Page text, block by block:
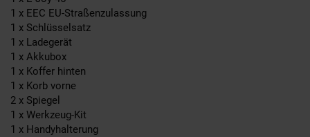
1 x EEC EU-Straßenzulassung
1 x Schlüsselsatz
1 x Ladegerät
1 x Akkubox
1 x Koffer hinten
1 x Korb vorne
2 x Spiegel
1 x Werkzeug-Kit
1 x Handyhalterung